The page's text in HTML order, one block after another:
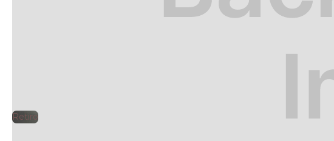
2025-11-19
Retiro